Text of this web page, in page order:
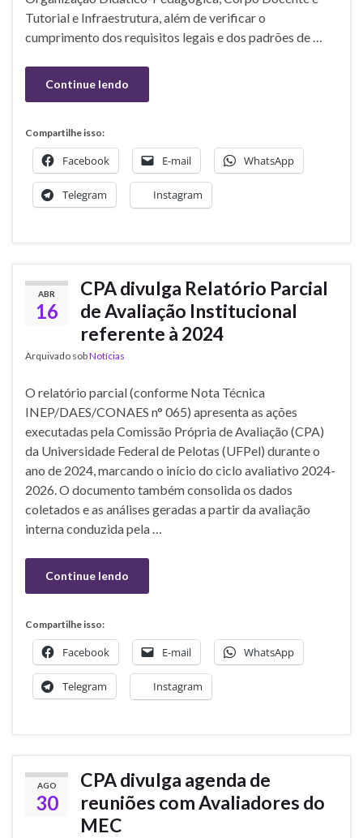
Tutorial e Infraestrutura, além de verificar o
cumprimento dos requisitos legais e dos padrões de …
Continue lendo
Compartilhe isso:
Facebook E-mail WhatsApp
Telegram Instagram
ABR
16
CPA divulga Relatório Parcial
de Avaliação Institucional
referente à 2024
Arquivado sobNotícias
O relatório parcial (conforme Nota Técnica
INEP/DAES/CONAES n° 065) apresenta as ações
executadas pela Comissão Própria de Avaliação (CPA)
da Universidade Federal de Pelotas (UFPel) durante o
ano de 2024, marcando o início do ciclo avaliativo 2024-
2026. O documento também consolida os dados
coletados e as análises geradas a partir da avaliação
interna conduzida pela …
Continue lendo
Compartilhe isso:
Facebook E-mail WhatsApp
Telegram Instagram
AGO
30
CPA divulga agenda de
reuniões com Avaliadores do
MEC